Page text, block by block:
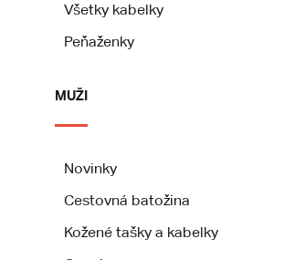
Všetky kabelky
Peňaženky
MUŽI
Novinky
Cestovná batožina
Kožené tašky a kabelky